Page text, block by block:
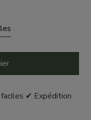
✔ Expédition